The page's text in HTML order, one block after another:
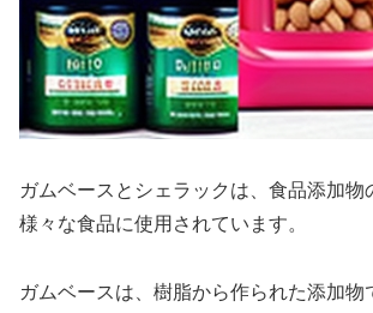
ガムベースとシェラックは、食品添加物
様々な食品に使用されています。
ガムベースは、樹脂から作られた添加物